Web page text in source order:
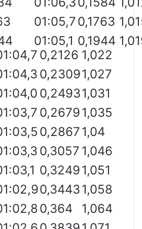
01:05,70,1763
01:05,1 0,1944
0,2126 1,022
0,23091,027
0,24931,031
0,26791,035
0,28671,04
0,3057 1,046
0,32491,051
0,34431,058
0,364
1,064